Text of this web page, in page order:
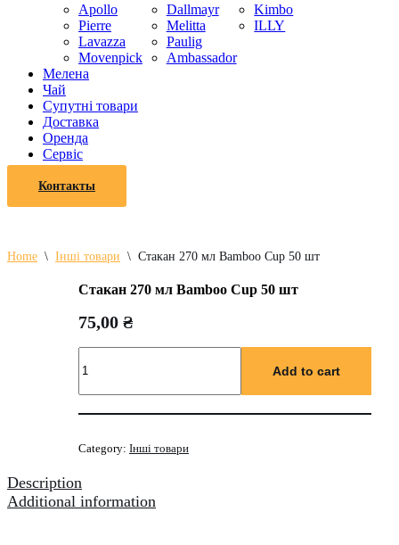
Apollo
Pierre
Lavazza
Movenpick
Dallmayr
Melitta
Paulig
Ambassador
Kimbo
ILLY
Мелена
Чай
Супутні товари
Доставка
Оренда
Cервіс
Контакты
Home \ Інші товари \ Стакан 270 мл Bamboo Cup 50 шт
Стакан 270 мл Bamboo Cup 50 шт
75,00 ₴
270
Cup
шт
Add to cart
Category: Інші товари
Description
Additional information